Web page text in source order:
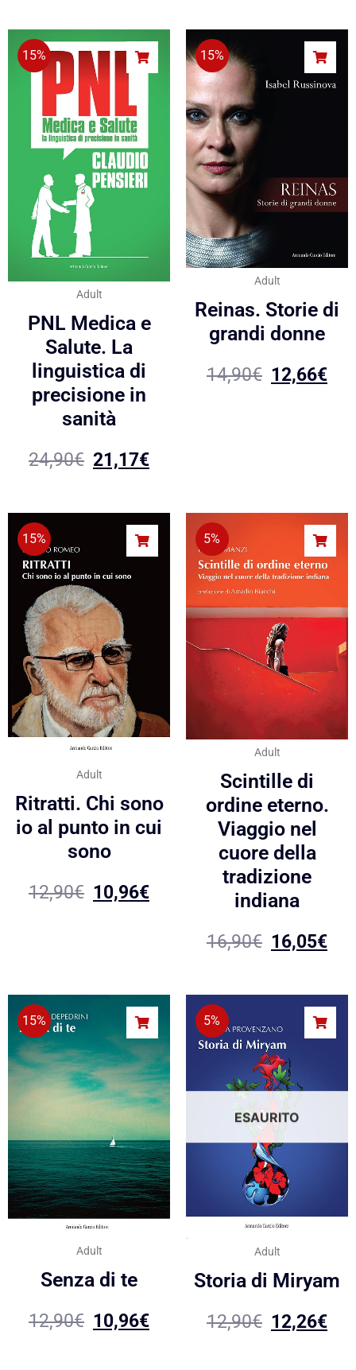
15%
Adult
PNL Medica e
Salute. La
linguistica di
precisione in
sanità
24,90€ 21,17€
15%
Adult
Reinas. Storie di
grandi donne
14,90€ 12,66€
15%
Adult
Ritratti. Chi sono
io al punto in cui
sono
12,90€ 10,96€
5%
Adult
Scintille di
ordine eterno.
Viaggio nel
cuore della
tradizione
indiana
16,90€ 16,05€
15%
Adult
Senza di te
12,90€ 10,96€
5%
ESAURITO
Adult
Storia di Miryam
12,90€ 12,26€